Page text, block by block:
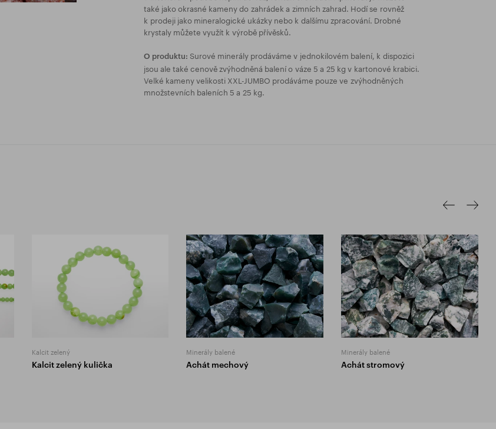
také jako okrasné kameny do zahrádek a zimních zahrad. Hodí se rovněž
k prodeji jako mineralogické ukázky nebo k dalšímu zpracování. Drobné
krystaly můžete využít k výrobě přívěsků.
O produktu: Surové minerály prodáváme v jednokilovém balení, k dispozici
jsou ale také cenově zvýhodněná balení o váze 5 a 25 kg v kartonové krabici.
Velké kameny velikosti XXL-JUMBO prodáváme pouze ve zvýhodněných
množstevních baleních 5 a 25 kg.
Kalcit zelený
Kalcit zelený kulička
Minerály balené
Achát mechový
Minerály balené
Achát stromový